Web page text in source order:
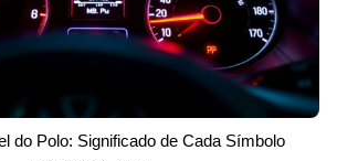
do Polo: Significado de Cada Símbolo